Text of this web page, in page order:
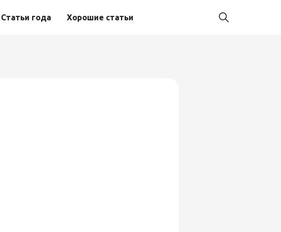
Статьи года Хорошие статьи